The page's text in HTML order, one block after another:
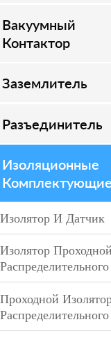
Вакуумный
Контактор
–
Заземлитель
–
Разъединитель
–
Изоляционные
Комплектующие
–
Изолятор И Датчик
–
Изолятор Проходной
–
Проходной
–